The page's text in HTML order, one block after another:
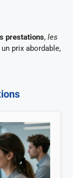
prestations, les
prix abordable,